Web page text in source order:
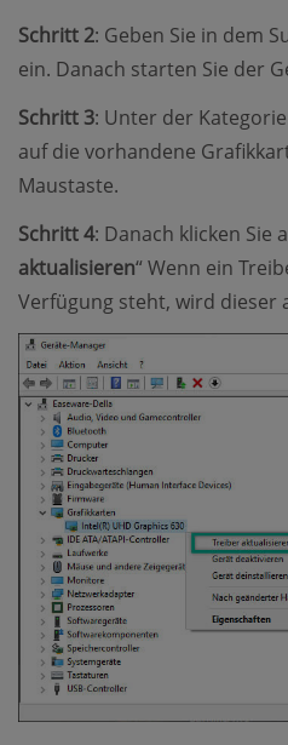
Schritt 2: Geben Sie in dem
ein. Danach starten Sie der
Schritt 3: Unter der Kategorie
auf die vorhandene
Maustaste.
Schritt 4: Danach klicken Sie
aktualisieren“ Wenn ein
Verfügung steht, wird